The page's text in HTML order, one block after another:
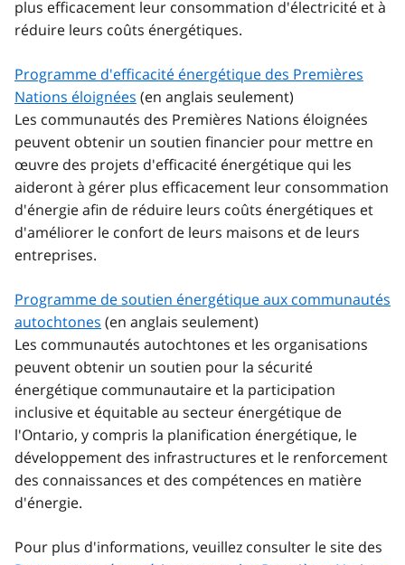
plus efficacement leur consommation d'électricité et à
réduire leurs coûts énergétiques.
Programme d'efficacité énergétique des Premières
Nations éloignées (en anglais seulement)
Les communautés des Premières Nations éloignées
peuvent obtenir un soutien financier pour mettre en
œuvre des projets d'efficacité énergétique qui les
aideront à gérer plus efficacement leur consommation
d'énergie afin de réduire leurs coûts énergétiques et
d'améliorer le confort de leurs maisons et de leurs
entreprises.
Programme de soutien énergétique aux communautés
autochtones (en anglais seulement)
Les communautés autochtones et les organisations
peuvent obtenir un soutien pour la sécurité
énergétique communautaire et la participation
inclusive et équitable au secteur énergétique de
l'Ontario, y compris la planification énergétique, le
développement des infrastructures et le renforcement
des connaissances et des compétences en matière
d'énergie.
Pour plus d'informations, veuillez consulter le site des